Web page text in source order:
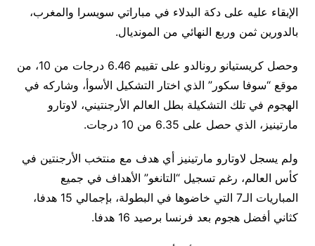
الإبقاء عليه على دكة البدلاء في مباراتي سويسرا والمغرب،
بالدورين ثمن وربع النهائي من المونديال.
وحصل كريستيانو رونالدو على تقييم 6.46 درجات من 10، من
موقع “سوفا سكور” الذي اختار التشكيل الأسوأ، وشاركه في
الهجوم في تلك التشكيلة بطل العالم الأرجنتيني، لاوتارو
مارتينيز، الذي حصل على 6.35 من 10 درجات.
ولم يسجل لاوتارو مارتينيز أي هدف مع منتخب الأرجنتين في
كأس العالم، رغم تسجيل “التانغو” الأهداف في جميع
المباريات الـ7 التي خاضوها في البطولة، بإجمالي 15 هدفا،
كثاني أفضل هجوم بعد فرنسا برصيد 16 هدفا.